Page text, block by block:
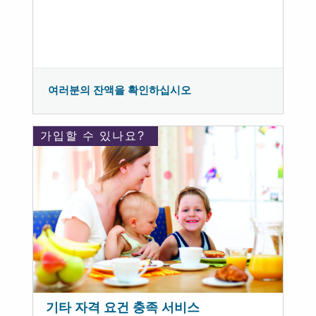
여러분의 잔액을 확인하십시오
가입할 수 있나요?
기타 자격 요건 충족 서비스